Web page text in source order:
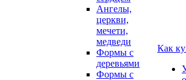
Ангелы,
церкви,
мечети,
медведи
Формы с
деревьями
Формы с
Как